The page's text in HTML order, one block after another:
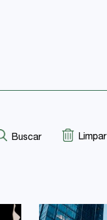
Buscar Limpar